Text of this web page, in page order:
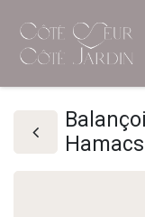
Hamacs